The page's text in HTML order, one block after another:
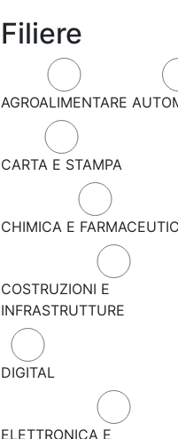
Filiere
AGROALIMENTARE
CARTA E STAMPA
CHIMICA E
COSTRUZIONI E
INFRASTRUTTURE
DIGITAL
ELETTRONICA E